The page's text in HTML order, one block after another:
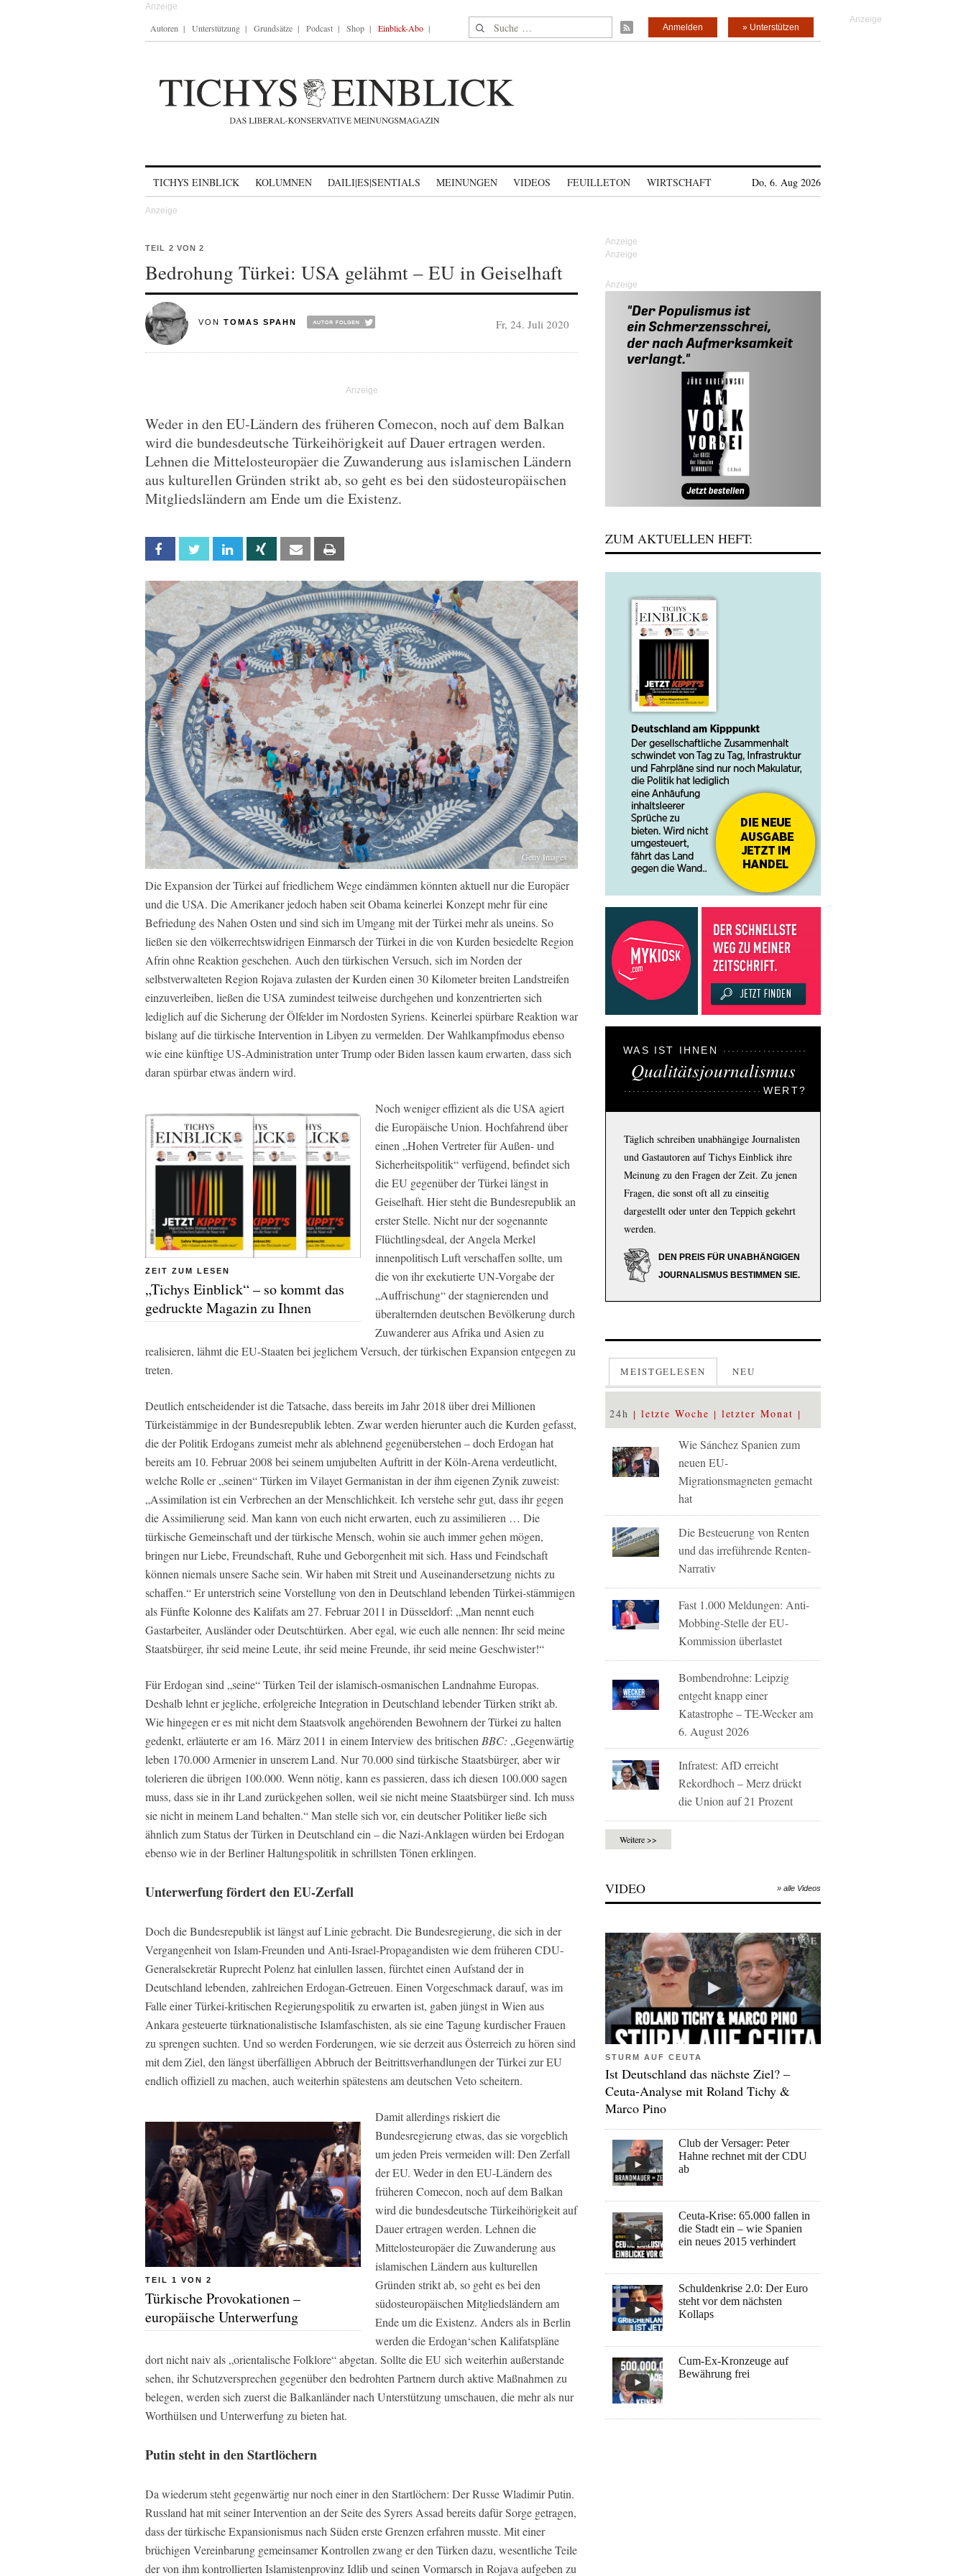
Autoren Unterstützung Grundsätze Podcast Shop Einblick-Abo Suche nach: » Unterstützen
Anmelden
TICHYS EINBLICK KOLUMNEN DAILI|ES|SENTIALS MEINUNGEN VIDEOS FEUILLETON WIRTSCHAFT Do, 6. Aug 2026
TEIL 2 VON 2
Bedrohung Türkei: USA gelähmt – EU in Geiselhaft
VON TOMAS SPAHN Fr, 24. Juli 2020
Weder in den EU-Ländern des früheren Comecon, noch auf dem Balkan
wird die bundesdeutsche Türkeihörigkeit auf Dauer ertragen werden.
Lehnen die Mittelosteuropäer die Zuwanderung aus islamischen Ländern
aus kulturellen Gründen strikt ab, so geht es bei den südosteuropäischen
Mitgliedsländern am Ende um die Existenz.
Facebook Twitter Linkedin Xing Email
Getty Images
Die Expansion der Türkei auf friedlichem Wege eindämmen könnten aktuell nur die Europäer
und die USA. Die Amerikaner jedoch haben seit Obama keinerlei Konzept mehr für eine
Befriedung des Nahen Osten und sind sich im Umgang mit der Türkei mehr als uneins. So
ließen sie den völkerrechtswidrigen Einmarsch der Türkei in die von Kurden besiedelte Region
Afrin ohne Reaktion geschehen. Auch den türkischen Versuch, sich im Norden der
selbstverwalteten Region Rojava zulasten der Kurden einen 30 Kilometer breiten Landstreifen
einzuverleiben, ließen die USA zumindest teilweise durchgehen und konzentrierten sich
lediglich auf die Sicherung der Ölfelder im Nordosten Syriens. Keinerlei spürbare Reaktion war
bislang auf die türkische Intervention in Libyen zu vermelden. Der Wahlkampfmodus ebenso
wie eine künftige US-Administration unter Trump oder Biden lassen kaum erwarten, dass sich
daran spürbar etwas ändern wird.
ZEIT ZUM LESEN
„Tichys Einblick“ – so kommt das
gedruckte Magazin zu Ihnen
Noch weniger effizient als die USA agiert
die Europäische Union. Hochfahrend über
einen „Hohen Vertreter für Außen- und
Sicherheitspolitik“ verfügend, befindet sich
die EU gegenüber der Türkei längst in
Geiselhaft. Hier steht die Bundesrepublik an
erster Stelle. Nicht nur der sogenannte
Flüchtlingsdeal, der Angela Merkel
innenpolitisch Luft verschaffen sollte, um
die von ihr exekutierte UN-Vorgabe der
„Auffrischung“ der stagnierenden und
überalternden deutschen Bevölkerung durch
Zuwanderer aus Afrika und Asien zu
realisieren, lähmt die EU-Staaten bei jeglichem Versuch, der türkischen Expansion entgegen zu
treten.
Deutlich entscheidender ist die Tatsache, dass bereits im Jahr 2018 über drei Millionen
Türkeistämmige in der Bundesrepublik lebten. Zwar werden hierunter auch die Kurden gefasst,
die der Politik Erdogans zumeist mehr als ablehnend gegenüberstehen – doch Erdogan hat
bereits am 10. Februar 2008 bei seinem umjubelten Auftritt in der Köln-Arena verdeutlicht,
welche Rolle er „seinen“ Türken im Vilayet Germanistan in der ihm eigenen Zynik zuweist:
„Assimilation ist ein Verbrechen an der Menschlichkeit. Ich verstehe sehr gut, dass ihr gegen
die Assimilierung seid. Man kann von euch nicht erwarten, euch zu assimilieren … Die
türkische Gemeinschaft und der türkische Mensch, wohin sie auch immer gehen mögen,
bringen nur Liebe, Freundschaft, Ruhe und Geborgenheit mit sich. Hass und Feindschaft
können niemals unsere Sache sein. Wir haben mit Streit und Auseinandersetzung nichts zu
schaffen.“ Er unterstrich seine Vorstellung von den in Deutschland lebenden Türkei-stämmigen
als Fünfte Kolonne des Kalifats am 27. Februar 2011 in Düsseldorf: „Man nennt euch
Gastarbeiter, Ausländer oder Deutschtürken. Aber egal, wie euch alle nennen: Ihr seid meine
Staatsbürger, ihr seid meine Leute, ihr seid meine Freunde, ihr seid meine Geschwister!“
Für Erdogan sind „seine“ Türken Teil der islamisch-osmanischen Landnahme Europas.
Deshalb lehnt er jegliche, erfolgreiche Integration in Deutschland lebender Türken strikt ab.
Wie hingegen er es mit nicht dem Staatsvolk angehörenden Bewohnern der Türkei zu halten
gedenkt, erläuterte er am 16. März 2011 in einem Interview des britischen BBC: „Gegenwärtig
leben 170.000 Armenier in unserem Land. Nur 70.000 sind türkische Staatsbürger, aber wir
tolerieren die übrigen 100.000. Wenn nötig, kann es passieren, dass ich diesen 100.000 sagen
muss, dass sie in ihr Land zurückgehen sollen, weil sie nicht meine Staatsbürger sind. Ich muss
sie nicht in meinem Land behalten.“ Man stelle sich vor, ein deutscher Politiker ließe sich
ähnlich zum Status der Türken in Deutschland ein – die Nazi-Anklagen würden bei Erdogan
ebenso wie in der Berliner Haltungspolitik in schrillsten Tönen erklingen.
Unterwerfung fördert den EU-Zerfall
Doch die Bundesrepublik ist längst auf Linie gebracht. Die Bundesregierung, die sich in der
Vergangenheit von Islam-Freunden und Anti-Israel-Propagandisten wie dem früheren CDU-
Generalsekretär Ruprecht Polenz hat einlullen lassen, fürchtet einen Aufstand der in
Deutschland lebenden, zahlreichen Erdogan-Getreuen. Einen Vorgeschmack darauf, was im
Falle einer Türkei-kritischen Regierungspolitik zu erwarten ist, gaben jüngst in Wien aus
Ankara gesteuerte türknationalistische Islamfaschisten, als sie eine Tagung kurdischer Frauen
zu sprengen suchten. Und so werden Forderungen, wie sie derzeit aus Österreich zu hören sind
mit dem Ziel, den längst überfälligen Abbruch der Beitrittsverhandlungen der Türkei zur EU
endlich offiziell zu machen, auch weiterhin spätestens am deutschen Veto scheitern.
TEIL 1 VON 2
Türkische Provokationen –
europäische Unterwerfung
Damit allerdings riskiert die
Bundesregierung etwas, das sie vorgeblich
um jeden Preis vermeiden will: Den Zerfall
der EU. Weder in den EU-Ländern des
früheren Comecon, noch auf dem Balkan
wird die bundesdeutsche Türkeihörigkeit auf
Dauer ertragen werden. Lehnen die
Mittelosteuropäer die Zuwanderung aus
islamischen Ländern aus kulturellen
Gründen strikt ab, so geht es bei den
südosteuropäischen Mitgliedsländern am
Ende um die Existenz. Anders als in Berlin
werden die Erdogan‘schen Kalifatspläne
dort nicht naiv als „orientalische Folklore“ abgetan. Sollte die EU sich weiterhin außerstande
sehen, ihr Schutzversprechen gegenüber den bedrohten Partnern durch aktive Maßnahmen zu
belegen, werden sich zuerst die Balkanländer nach Unterstützung umschauen, die mehr als nur
Worthülsen und Unterwerfung zu bieten hat.
Putin steht in den Startlöchern
Da wiederum steht gegenwärtig nur noch einer in den Startlöchern: Der Russe Wladimir Putin.
Russland hat mit seiner Intervention an der Seite des Syrers Assad bereits dafür Sorge getragen,
dass der türkische Expansionismus nach Süden erste Grenzen erfahren musste. Mit einer
brüchigen Vereinbarung gemeinsamer Kontrollen zwang er den Türken dazu, wesentliche Teile
der von ihm kontrollierten Islamistenprovinz Idlib und seinen Vormarsch in Rojava aufgeben zu
Anzeige
ZUM AKTUELLEN HEFT:
WAS IST IHNEN
Qualitätsjournalismus
WERT?
Täglich schreiben unabhängige Journalisten
und Gastautoren auf Tichys Einblick ihre
Meinung zu den Fragen der Zeit. Zu jenen
Fragen, die sonst oft all zu einseitig
dargestellt oder unter den Teppich gekehrt
werden.
DEN PREIS FÜR UNABHÄNGIGEN
JOURNALISMUS BESTIMMEN SIE.
MEISTGELESEN NEU
24h letzte Woche letzter Monat
Wie Sánchez Spanien zum
neuen EU-
Migrationsmagneten gemacht
hat
Die Besteuerung von Renten
und das irreführende Renten-
Narrativ
Fast 1.000 Meldungen: Anti-
Mobbing-Stelle der EU-
Kommission überlastet
Bombendrohne: Leipzig
entgeht knapp einer
Katastrophe – TE-Wecker am
6. August 2026
Infratest: AfD erreicht
Rekordhoch – Merz drückt
die Union auf 21 Prozent
Weitere >>
VIDEO » alle Videos
STURM AUF CEUTA
Ist Deutschland das nächste Ziel? –
Ceuta-Analyse mit Roland Tichy &
Marco Pino
Club der Versager: Peter
Hahne rechnet mit der CDU
ab
Ceuta-Krise: 65.000 fallen in
die Stadt ein – wie Spanien
ein neues 2015 verhindert
Schuldenkrise 2.0: Der Euro
steht vor dem nächsten
Kollaps
Cum-Ex-Kronzeuge auf
Bewährung frei